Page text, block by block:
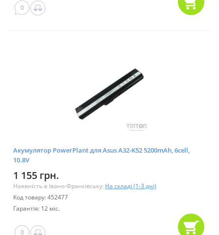
0
Акумулятор PowerPlant для Asus A32-K52 5200mAh, 6cell,
10.8V
1 155 грн.
Наявність в Івано-Франківську: На складі (1-3 дні)
Код товару: 452477
Гарантія: 12 міс.
0